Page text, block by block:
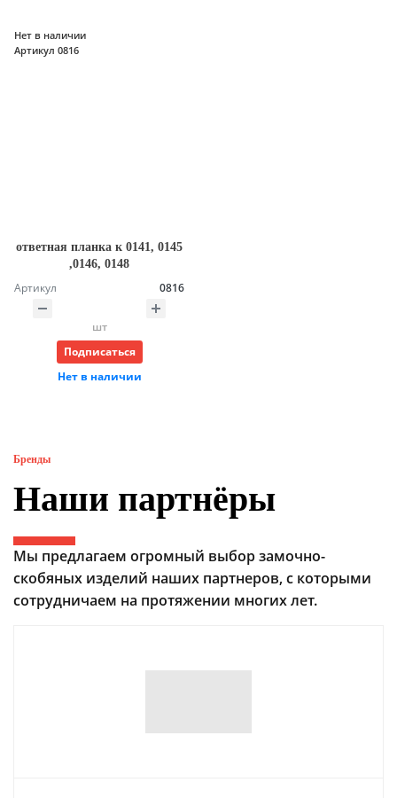
Нет в наличии
Артикул 0816
ответная планка к 0141, 0145
,0146, 0148
Артикул 0816
шт
Подписаться
Нет в наличии
Бренды
Наши партнёры
Мы предлагаем огромный выбор замочно-
скобяных изделий наших партнеров, с которыми
сотрудничаем на протяжении многих лет.